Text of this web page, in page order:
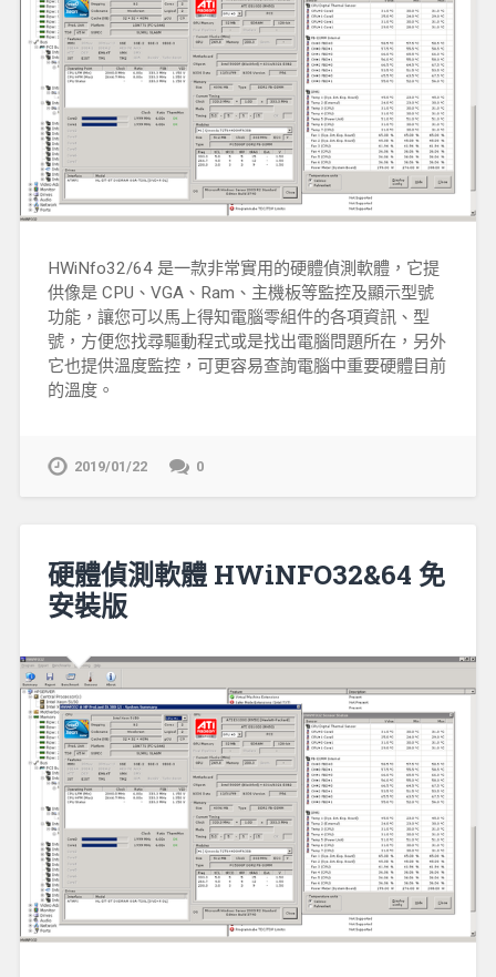
HWiNfo32/64 是一款非常實用的硬體偵測軟體，它提
供像是 CPU、VGA、Ram、主機板等監控及顯示型號
功能，讓您可以馬上得知電腦零組件的各項資訊、型
號，方便您找尋驅動程式或是找出電腦問題所在，另外
它也提供溫度監控，可更容易查詢電腦中重要硬體目前
的溫度。
2019/01/22 0
硬體偵測軟體 HWiNFO32&64 免
安裝版